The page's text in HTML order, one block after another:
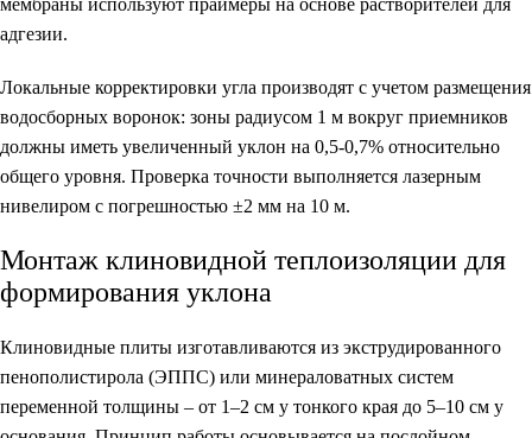
адгезии.
Локальные корректировки угла производят с учетом размещения
водосборных воронок: зоны радиусом 1 м вокруг приемников
должны иметь увеличенный уклон на 0,5-0,7% относительно
общего уровня. Проверка точности выполняется лазерным
нивелиром с погрешностью ±2 мм на 10 м.
Монтаж клиновидной теплоизоляции для
формирования уклона
Клиновидные плиты изготавливаются из экструдированного
пенополистирола (ЭППС) или минераловатных систем
переменной толщины – от 1–2 см у тонкого края до 5–10 см у